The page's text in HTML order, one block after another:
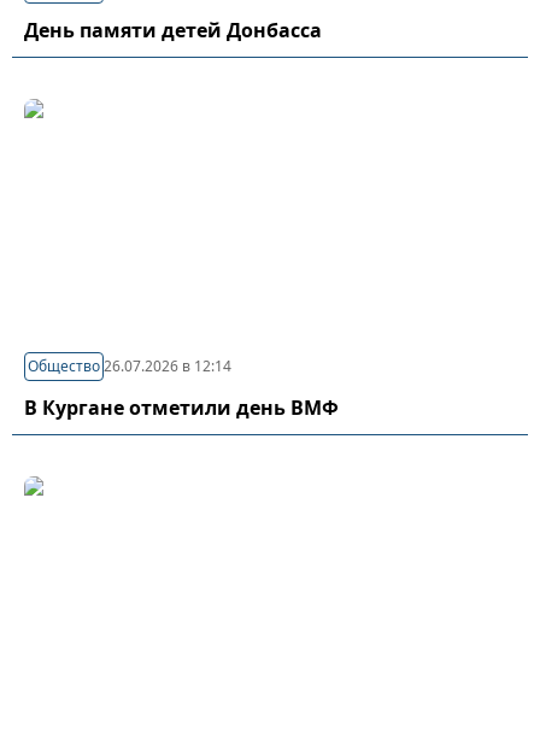
День памяти детей Донбасса
Общество26.07.2026 в 12:14
В Кургане отметили день ВМФ